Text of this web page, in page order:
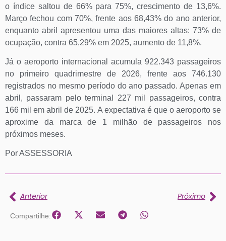
o índice saltou de 66% para 75%, crescimento de 13,6%.
Março fechou com 70%, frente aos 68,43% do ano anterior,
enquanto abril apresentou uma das maiores altas: 73% de
ocupação, contra 65,29% em 2025, aumento de 11,8%.
Já o aeroporto internacional acumula 922.343 passageiros
no primeiro quadrimestre de 2026, frente aos 746.130
registrados no mesmo período do ano passado. Apenas em
abril, passaram pelo terminal 227 mil passageiros, contra
166 mil em abril de 2025. A expectativa é que o aeroporto se
aproxime da marca de 1 milhão de passageiros nos
próximos meses.
Por ASSESSORIA
Anterior Próximo
Compartilhe: